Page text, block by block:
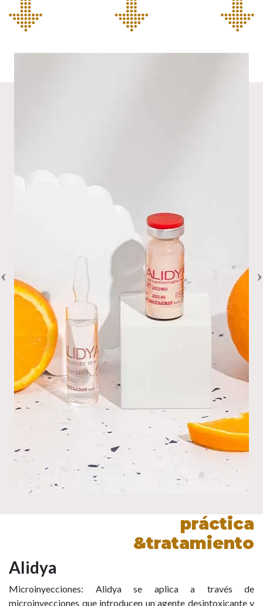
práctica
&tratamiento
Alidya
Microinyecciones: Alidya se aplica a través de
microinyecciones que introducen un agente desintoxicante y